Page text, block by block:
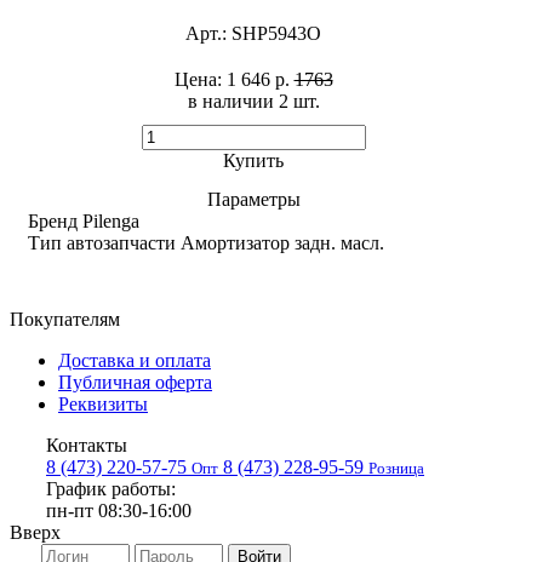
Арт.: SHP5943O
в наличии 2 шт. ​
Цена: 1 646 р.1763
Купить
Параметры
Бренд Pilenga
Тип автозапчасти Амортизатор задн. масл.
Покупателям
Доставка и оплата
Публичная оферта
Реквизиты
Контакты
8 (473) 220-57-75 Опт 8 (473) 228-95-59 Розница
График работы:
пн-пт 08:30-16:00
Вверх
Войти